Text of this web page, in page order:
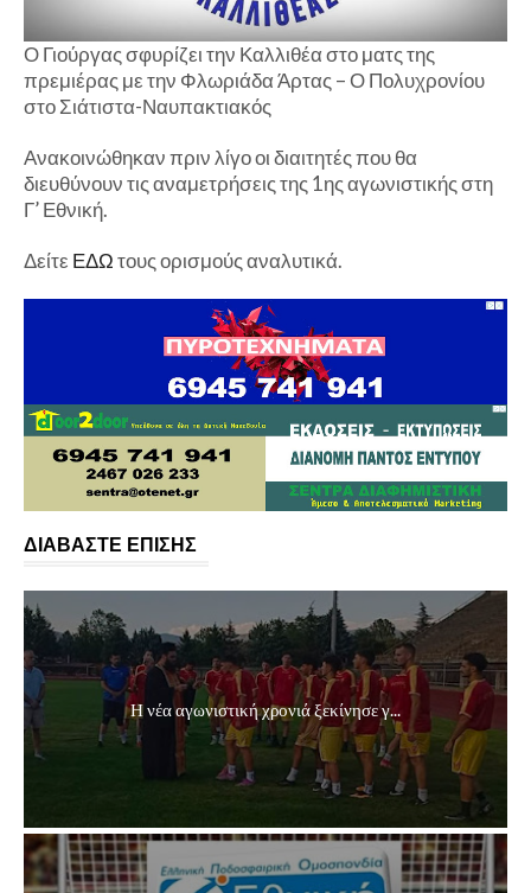
Ο Γιούργας σφυρίζει την Καλλιθέα στο ματς της
πρεμιέρας με την Φλωριάδα Άρτας – Ο Πολυχρονίου
στο Σιάτιστα-Ναυπακτιακός
Ανακοινώθηκαν πριν λίγο οι διαιτητές που θα
διευθύνουν τις αναμετρήσεις της 1ης αγωνιστικής στη
Γ’ Εθνική.
Δείτε ΕΔΩτους ορισμούς αναλυτικά.
ΔΙΑΒΑΣΤΕ ΕΠΙΣΗΣ
Η νέα αγωνιστική χρονιά ξεκίνησε γ...